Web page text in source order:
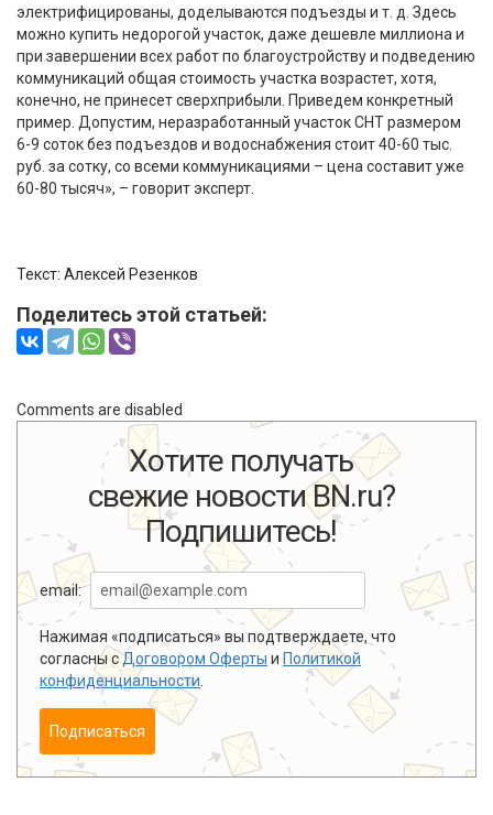
электрифицированы, доделываются подъезды и т. д. Здесь
можно купить недорогой участок, даже дешевле миллиона и
при завершении всех работ по благоустройству и подведению
коммуникаций общая стоимость участка возрастет, хотя,
конечно, не принесет сверхприбыли. Приведем конкретный
пример. Допустим, неразработанный участок СНТ размером
6-9 соток без подъездов и водоснабжения стоит 40-60 тыс.
руб. за сотку, со всеми коммуникациями – цена составит уже
60-80 тысяч», – говорит эксперт.
Текст: Алексей Резенков
Поделитесь этой статьей:
Comments are disabled
Хотите получать
свежие новости BN.ru?
Подпишитесь!
email:
Нажимая «подписаться» вы подтверждаете, что
согласны сДоговором Оферты и Политикой
конфиденциальности
Подписаться